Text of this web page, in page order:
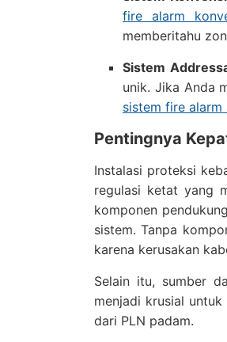
fire alarm
memberitahu
Sistem
unik. Jika Anda
sistem fire alarm
Pentingnya
Instalasi proteksi
regulasi ketat yang
komponen
sistem. Tanpa
karena kerusakan
Selain itu, sumber
menjadi krusial
dari PLN padam.